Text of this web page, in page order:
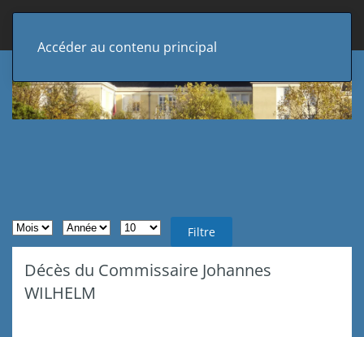
Accéder au contenu principal
Filtres de recherche
Mois Année Afficher # Filtre
Décès du Commissaire Johannes
WILHELM